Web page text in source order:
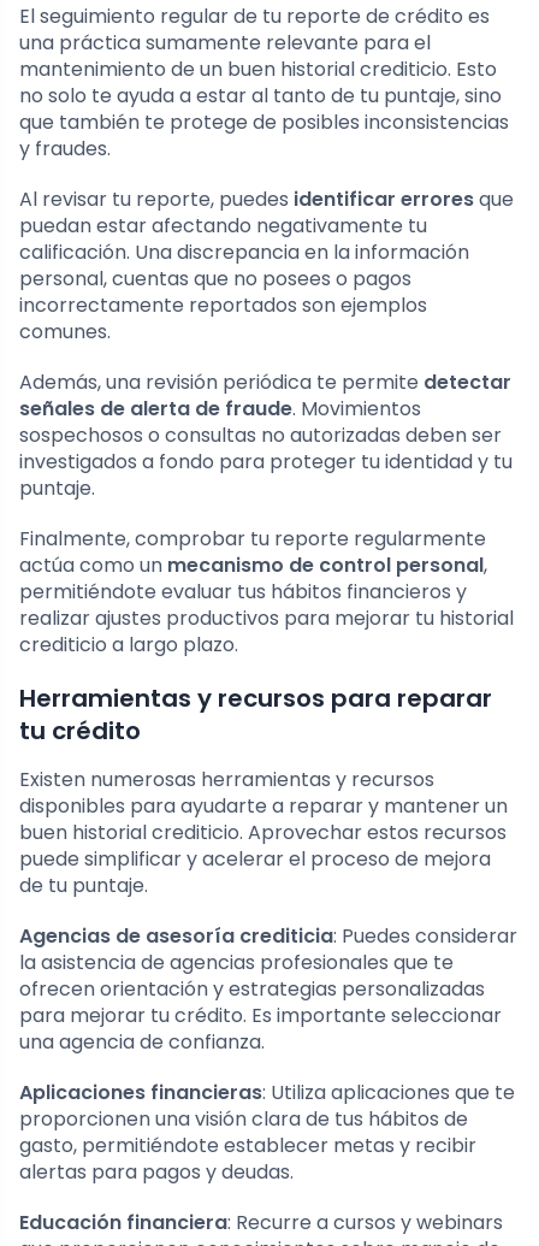
El seguimiento regular de tu reporte de crédito es
una práctica sumamente relevante para el
mantenimiento de un buen historial crediticio. Esto
no solo te ayuda a estar al tanto de tu puntaje, sino
que también te protege de posibles inconsistencias
y fraudes.
Al revisar tu reporte, puedes identificar erroresque
puedan estar afectando negativamente tu
calificación. Una discrepancia en la información
personal, cuentas que no posees o pagos
incorrectamente reportados son ejemplos
comunes.
Además, una revisión periódica te permite detectar
señales de alerta de fraude. Movimientos
sospechosos o consultas no autorizadas deben ser
investigados a fondo para proteger tu identidad y tu
puntaje.
Finalmente, comprobar tu reporte regularmente
actúa como un mecanismo de control personal,
permitiéndote evaluar tus hábitos financieros y
realizar ajustes productivos para mejorar tu historial
crediticio a largo plazo.
Herramientas y recursos para reparar
tu crédito
Existen numerosas herramientas y recursos
disponibles para ayudarte a reparar y mantener un
buen historial crediticio. Aprovechar estos recursos
puede simplificar y acelerar el proceso de mejora
de tu puntaje.
Agencias de asesoría crediticia: Puedes considerar
la asistencia de agencias profesionales que te
ofrecen orientación y estrategias personalizadas
para mejorar tu crédito. Es importante seleccionar
una agencia de confianza.
Aplicaciones financieras: Utiliza aplicaciones que te
proporcionen una visión clara de tus hábitos de
gasto, permitiéndote establecer metas y recibir
alertas para pagos y deudas.
Educación financiera: Recurre a cursos y webinars